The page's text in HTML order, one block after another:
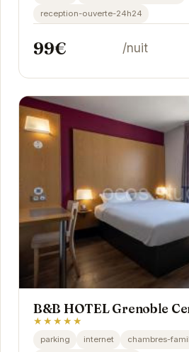
reception-ouverte-24h24
99€ /nuit
B&B HOTEL Grenoble
★★★★★
parking internet
chambres-